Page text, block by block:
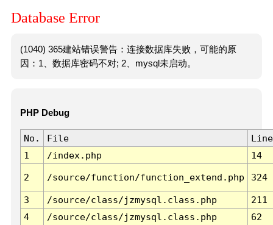
Database Error
(1040) 365建站错误警告：连接数据库失败，可能的原
因：1、数据库密码不对; 2、mysql未启动。
PHP Debug
No. File
Line
1
/index.php 14
2 /source/function/function_extend.php 324
3 /source/class/jzmysql.class.php
211
4
/source/class/jzmysql.class.php
62